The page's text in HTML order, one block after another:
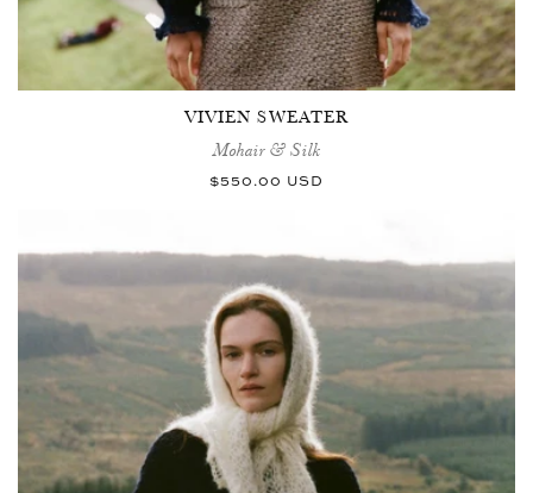
VIVIEN SWEATER
Mohair & Silk
Normaler
$550.00 USD